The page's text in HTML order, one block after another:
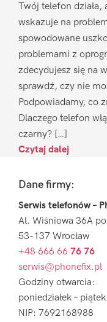
Twój telefon działa,
wskazuje na
spowodowane
problemami z
zdecydujesz się na
sprawdź, czy nie
Podpowiadamy, co
Dlaczego telefon
czarny? […]
Czytaj dalej
FooterDane firmy:
Serwis telefonów –
Al. Wiśniowa 36A
53-137 Wrocław
+48 666 66 76 76
serwis@phonefix.pl
Godziny otwarcia:
poniedziałek –
NIP: 7692168988